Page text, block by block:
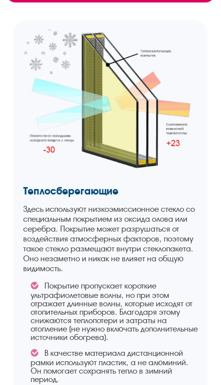
Теплосберегающие
Здесь используют низкоэмиссионное стекло со
специальным покрытием из оксида олова или
серебра. Покрытие может разрушаться от
воздействия атмосферных факторов, поэтому
такое стекло размещают внутри стеклопакета.
Оно незаметно и никак не влияет на общую
видимость.
Покрытие пропускает короткие
ультрафиолетовые волны, но при этом
отражает длинные волны, которые исходят от
отопительных приборов. Благодаря этому
снижаются теплопотери и затраты на
отопление (не нужно включать дополнительные
источники обогрева).
В качестве материала дистанционной
рамки используют пластик, а не алюминий.
Он помогает сохранять тепло в зимний
период.